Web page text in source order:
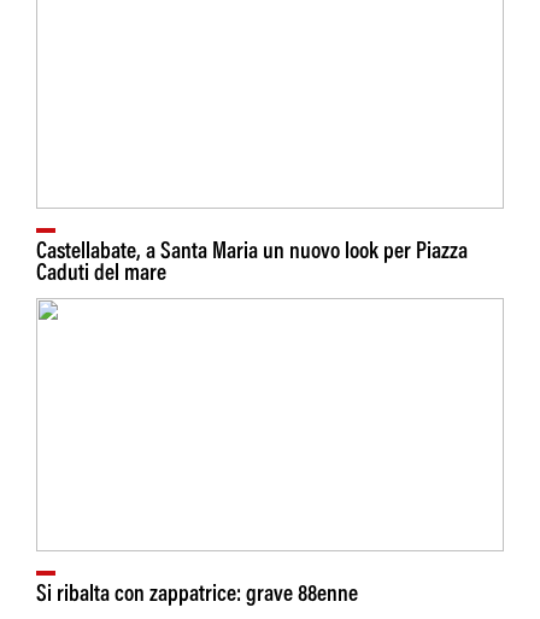
Castellabate, a Santa Maria un nuovo look per Piazza
Caduti del mare
Si ribalta con zappatrice: grave 88enne